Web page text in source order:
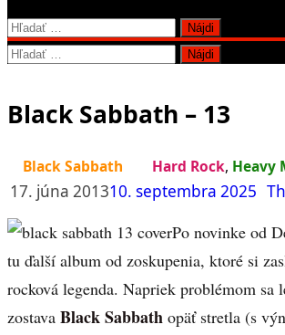
Hľadať:
Hľadať:
Black Sabbath – 13
Black Sabbath Hard Rock, Heavy
17. júna 201310. septembra 2025
Po novinke od
tu ďalší album od zoskupenia, ktoré si
rocková legenda. Napriek problémom sa
zostava Black Sabbath opäť stretla (s